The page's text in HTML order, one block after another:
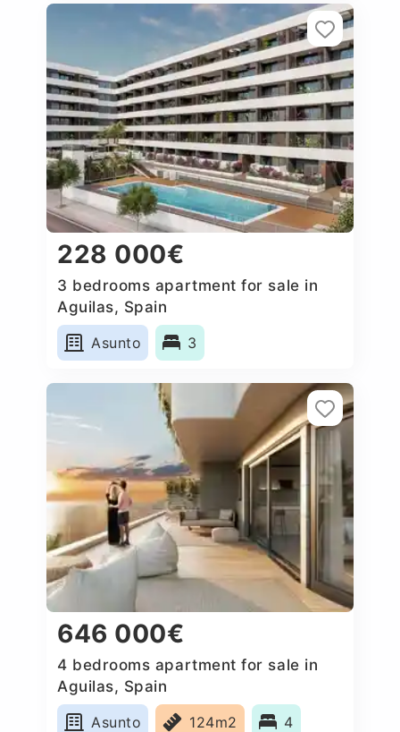
228 000€
3 bedrooms apartment for sale in
Aguilas, Spain
Asunto
3
646 000€
4 bedrooms apartment for sale in
Aguilas, Spain
Asunto
124m2 4